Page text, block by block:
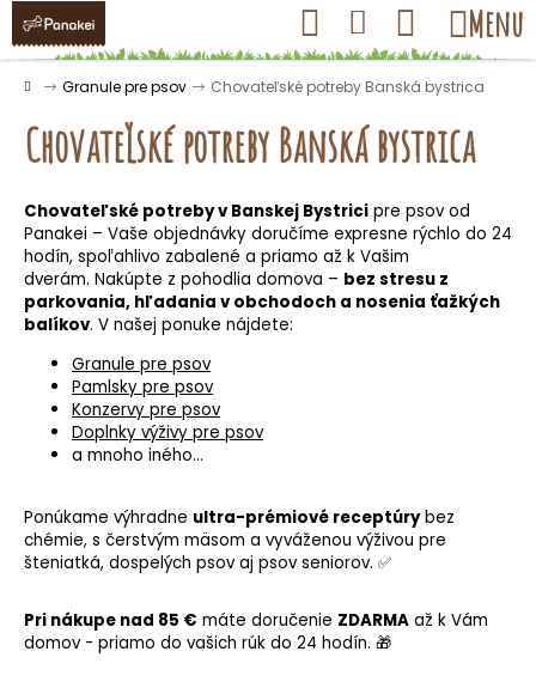
Prejsť
obsah
Hľadať Prihlásenie
Nákupný
košík
Menu
Domov
Granule pre psov Chovateľské potreby Banská bystrica
Chovateľské potreby Banská bystrica
Chovateľské potreby v Banskej Bystrici pre psov od
Panakei – Vaše objednávky doručíme expresne rýchlo do 24
hodín, spoľahlivo zabalené a priamo až k Vašim
dverám. Nakúpte z pohodlia domova – bez stresu z
parkovania, hľadania v obchodoch a nosenia ťažkých
balíkov. V našej ponuke nájdete:
Granule pre psov
Pamlsky pre psov
Konzervy pre psov
Doplnky výživy pre psov
a mnoho iného…
Ponúkame výhradne ultra-prémiové receptúrybez
chémie, s čerstvým mäsom a vyváženou výživou pre
šteniatká, dospelých psov aj psov seniorov. ✅
Pri nákupe nad 85 € máte doručenie ZDARMA až k Vám
domov - priamo do vašich rúk do 24 hodín. 🎁
K
o Späť
Späť
Č
o
p
o
j
e
t
e
n